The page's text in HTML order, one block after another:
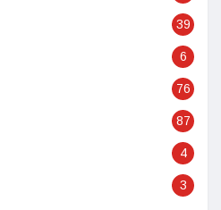
39
6
76
87
4
3